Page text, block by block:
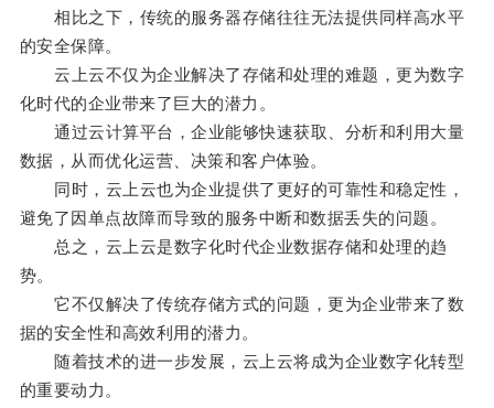
相比之下，传统的服务器存储往往无法提供同样高水平
的安全保障。
云上云不仅为企业解决了存储和处理的难题，更为数字
化时代的企业带来了巨大的潜力。
通过云计算平台，企业能够快速获取、分析和利用大量
数据，从而优化运营、决策和客户体验。
同时，云上云也为企业提供了更好的可靠性和稳定性，
避免了因单点故障而导致的服务中断和数据丢失的问题。
总之，云上云是数字化时代企业数据存储和处理的趋
势。
它不仅解决了传统存储方式的问题，更为企业带来了数
据的安全性和高效利用的潜力。
随着技术的进一步发展，云上云将成为企业数字化转型
的重要动力。